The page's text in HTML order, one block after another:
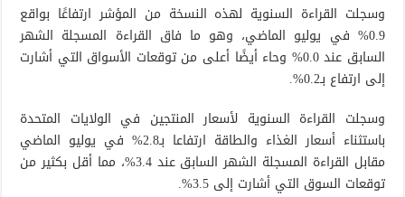
وسجلت القراءة السنوية لهذه النسخة من المؤشر ارتفاعًا بواقع
0.9% في يوليو الماضي، وهو ما فاق القراءة المسجلة الشهر
السابق عند 0.0% وحاء أيضًا أعلى من توقعات الأسواق التي أشارت
إلى ارتفاع بـ0.2%.
وسجلت القراءة السنوية لأسعار المنتجين في الولايات المتحدة
باستثناء أسعار الغذاء والطاقة ارتفاعا بـ2.8% في يوليو الماضي
مقابل القراءة المسجلة الشهر السابق عند 3.4%، مما أقل بكثير من
توقعات السوق التي أشارت إلى 3.5%.